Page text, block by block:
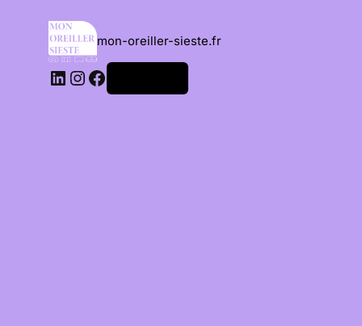
mon-oreiller-sieste.fr